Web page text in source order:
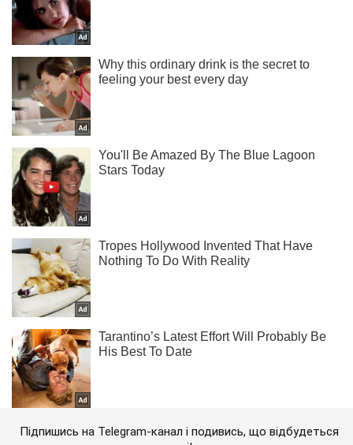
Підпишись на Telegram-канал і подивись, що відбудеться